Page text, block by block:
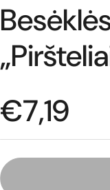
Normali
€7,19